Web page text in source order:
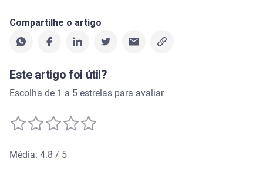
Compartilhe o artigo
Este artigo foi útil?
Escolha de 1 a 5 estrelas para avaliar
Média: 4.8 / 5